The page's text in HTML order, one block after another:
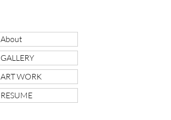
About
GALLERY
ART WORK
RESUME